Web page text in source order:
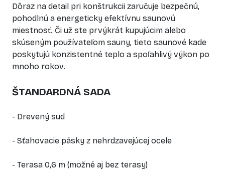
Dôraz na detail pri konštrukcii zaručuje bezpečnú,
pohodlnú a energeticky efektívnu saunovú
miestnosť. Či už ste prvýkrát kupujúcim alebo
skúseným používateľom sauny, tieto saunové kade
poskytujú konzistentné teplo a spoľahlivý výkon po
mnoho rokov.
ŠTANDARDNÁ SADA
- Drevený sud
- Sťahovacie pásky z nehrdzavejúcej ocele
- Terasa 0,6 m (možné aj bez terasy)